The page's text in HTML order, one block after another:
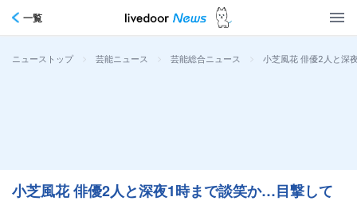
一覧
ニューストップ > 芸能ニュース > 芸能総合ニュース > 小芝風花 俳優2人と深
小芝風花 俳優2人と深夜1時まで談笑か…目撃して